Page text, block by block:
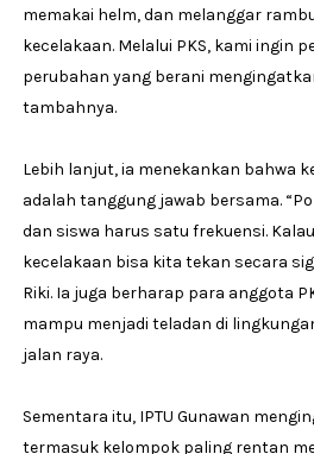
memakai helm, dan melanggar
kecelakaan. Melalui PKS, kami ingin
perubahan yang berani
tambahnya.
Lebih lanjut, ia menekankan bahwa
adalah tanggung jawab bersama.
dan siswa harus satu frekuensi.
kecelakaan bisa kita tekan secara
Riki. Ia juga berharap para anggota
mampu menjadi teladan di
jalan raya.
Sementara itu, IPTU Gunawan
termasuk kelompok paling rentan